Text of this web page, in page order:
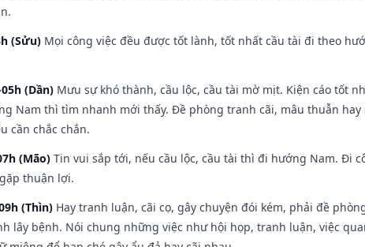
(Sửu) Mọi công việc đều được tốt lành, tốt nhất cầu tài đi theo
(Dần) Mưu sự khó thành, cầu lộc, cầu tài mờ mịt. Kiện cáo tốt
Nam thì tìm nhanh mới thấy. Đề phòng tranh cãi, mâu thuẫn
cần chắc chắn.
(Mão) Tin vui sắp tới, nếu cầu lộc, cầu tài thì đi hướng Nam. Đi
thuận lợi.
(Thìn) Hay tranh luận, cãi cọ, gây chuyện đói kém, phải đề
lây bệnh. Nói chung những việc như hội họp, tranh luận, việc